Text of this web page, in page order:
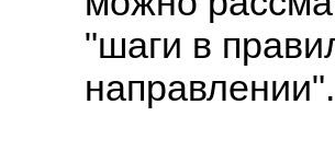
"шаги в
направлении".